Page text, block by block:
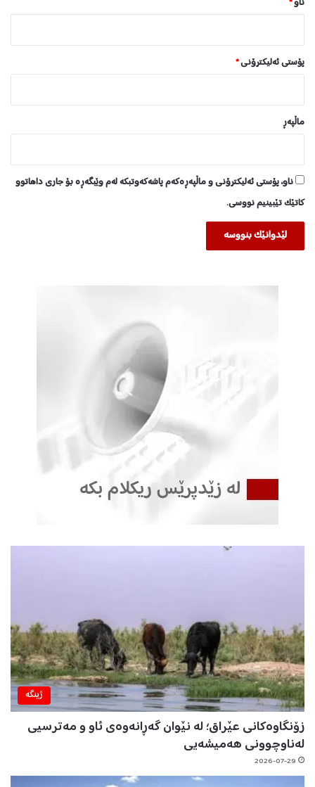
ناو*
پۆستی ئەلیکترۆنی*
ماڵپه‌ڕ
ناو، پۆستی ئەلیکترۆنی و ماڵپەڕەکەم پاشەکەوتبکە لەم وێبگەڕە بۆ جاری داهاتوو
کاتێک تێبینیم نووسی.
ژینگه‌
زۆنگاوەکانی عێراق؛ لە نێوان گەڕانەوەی ئاو و مەترسیی
لەناوچوونی هەمیشەیی
2026-07-29